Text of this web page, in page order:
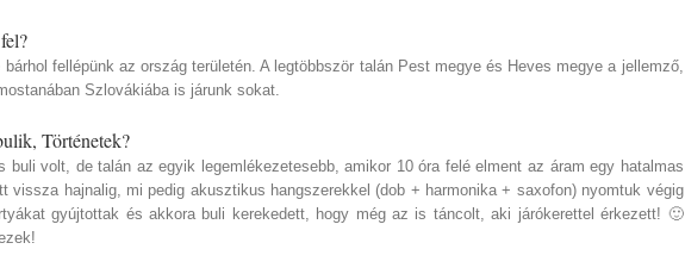
fellépünk az ország területén. A legtöbbször talán Pest megye és Heves megye a jellemző,
Szlovákiába is járunk sokat.
Történetek?
buli volt, de talán az egyik legemlékezetesebb, amikor 10 óra felé elment az áram egy hatalmas
vissza hajnalig, mi pedig akusztikus hangszerekkel (dob + harmonika + saxofon) nyomtuk végig
gyújtottak és akkora buli kerekedett, hogy még az is táncolt, aki járókerettel érkezett! 🙂